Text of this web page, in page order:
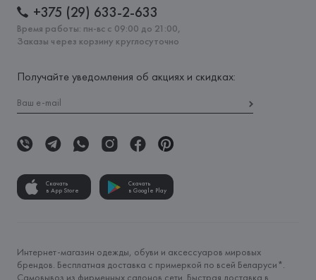
+375 (29) 633-2-633
Время работы: пн-вс с 09:00 до 21:00,
Заказы через корзину круглосуточно
Получайте уведомления об акциях и скидках:
Скачать
в App Store
Скачать
в Google Play
Интернет-магазин одежды, обуви и аксессуаров мировых
брендов. Бесплатная доставка с примеркой по всей Беларуси*.
Самовывоз из фирменных салонов сети. Быстрая доставка в